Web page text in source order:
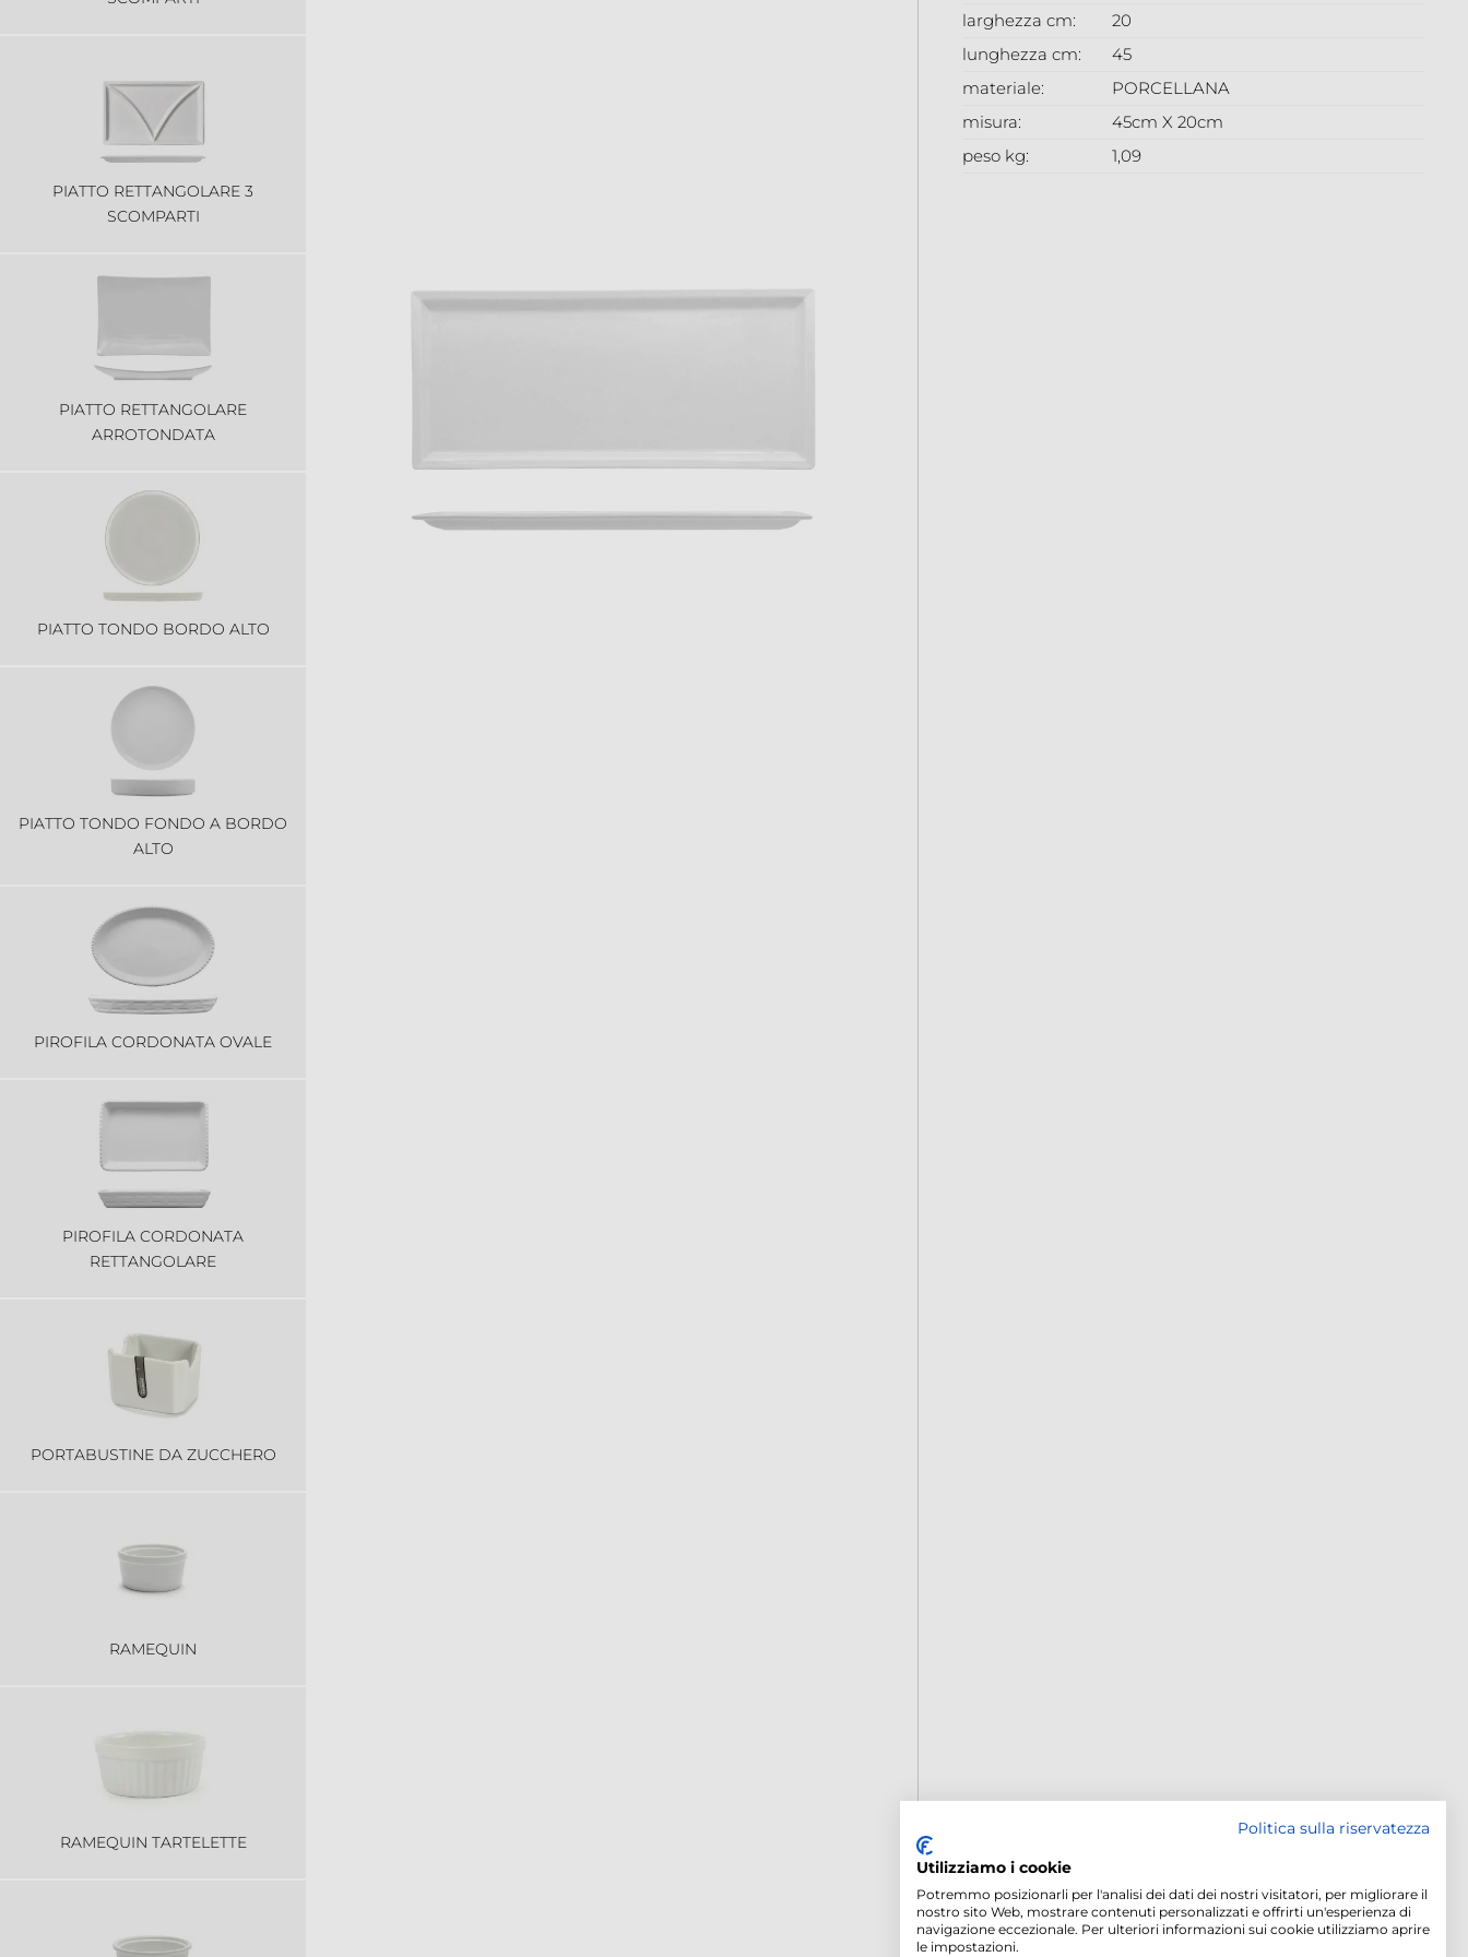
PIATTO RETTANGOLARE 3
SCOMPARTI
PIATTO RETTANGOLARE
ARROTONDATA
PIATTO TONDO BORDO ALTO
PIATTO TONDO FONDO A BORDO
ALTO
PIROFILA CORDONATA OVALE
PIROFILA CORDONATA
RETTANGOLARE
PORTABUSTINE DA ZUCCHERO
RAMEQUIN
RAMEQUIN TARTELETTE
larghezza cm:
20
lunghezza cm:
45
materiale:
PORCELLANA
misura:
45cm X 20cm
peso kg:
1,09
Politica sulla riservatezza
Utilizziamo i cookie
Potremmo posizionarli per l'analisi dei dati dei nostri visitatori, per migliorare il
nostro sito Web, mostrare contenuti personalizzati e offrirti un'esperienza di
navigazione eccezionale. Per ulteriori informazioni sui cookie utilizziamo aprire
le impostazioni.